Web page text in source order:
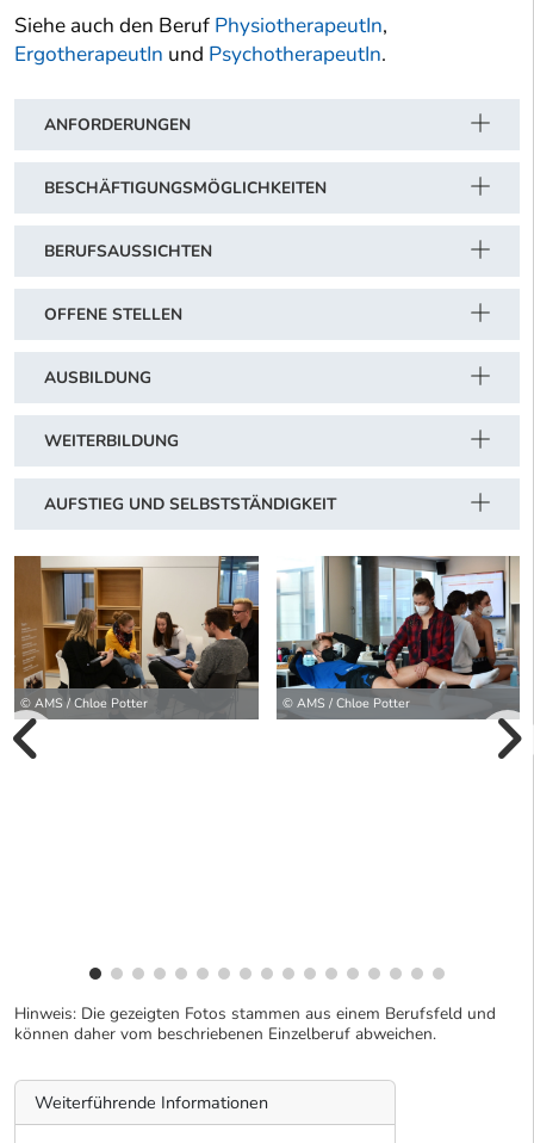
Siehe auch den Beruf PhysiotherapeutIn,
ErgotherapeutIn und PsychotherapeutIn.
ANFORDERUNGEN
BESCHÄFTIGUNGSMÖGLICHKEITEN
BERUFSAUSSICHTEN
OFFENE STELLEN
AUSBILDUNG
WEITERBILDUNG
AUFSTIEG UND SELBSTSTÄNDIGKEIT
© AMS / Chloe Potter © AMS / Chloe Potter
Hinweis: Die gezeigten Fotos stammen aus einem Berufsfeld und
können daher vom beschriebenen Einzelberuf abweichen.
Weiterführende Informationen